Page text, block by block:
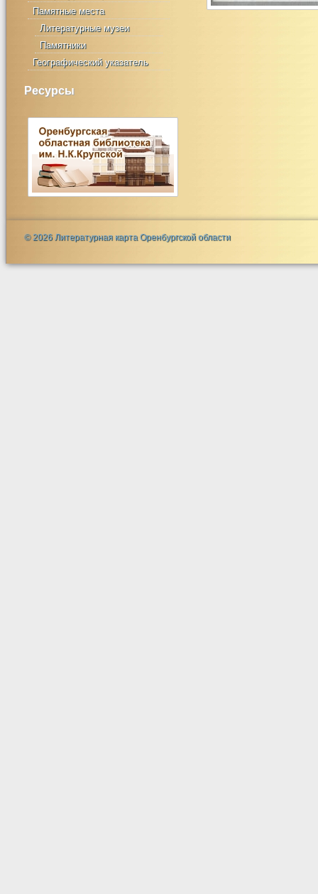
Памятные места
Литературные музеи
Памятники
Географический указатель
Ресурсы
© 2026 Литературная карта Оренбургской области